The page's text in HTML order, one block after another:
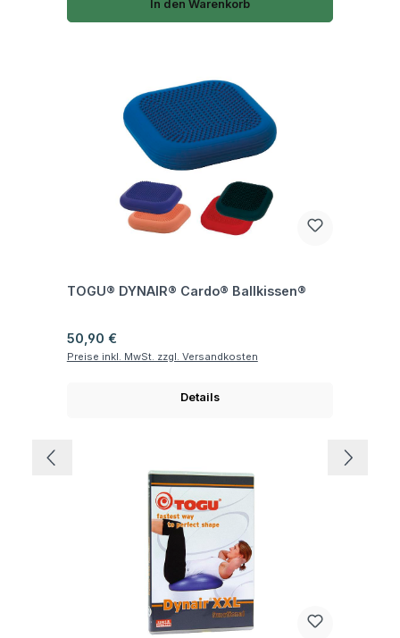
In den Warenkorb
TOGU® DYNAIR® Cardo® Ballkissen®
Regulärer Preis:
50,90 €
Preise inkl. MwSt. zzgl. Versandkosten
Details